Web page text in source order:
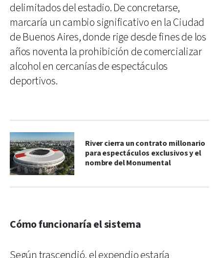
delimitados del estadio. De concretarse,
marcaría un cambio significativo en la Ciudad
de Buenos Aires, donde rige desde fines de los
años noventa la prohibición de comercializar
alcohol en cercanías de espectáculos
deportivos.
River cierra un contrato millonario
para espectáculos exclusivos y el
nombre del Monumental
Cómo funcionaría el sistema
Según trascendió, el expendio estaría